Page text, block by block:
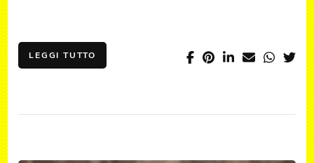
LEGGI TUTTO